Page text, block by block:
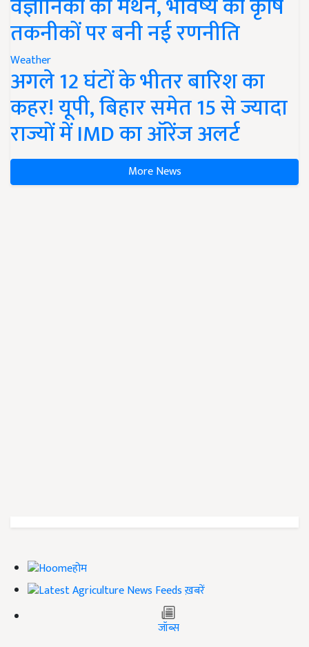
तकनीकों पर बनी नई रणनीति
Weather
अगले 12 घंटों के भीतर बारिश का
कहर! यूपी, बिहार समेत 15 से ज्यादा
राज्यों में IMD का ऑरेंज अलर्ट
More News
होम
ख़बरें
जॉब्स